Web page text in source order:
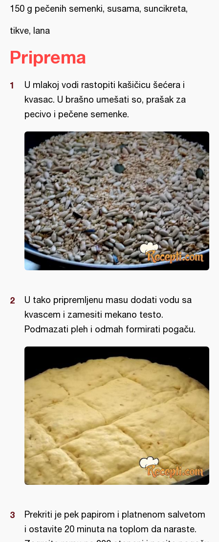
150 g pečenih semenki, susama, suncikreta,
tikve, lana
Priprema
U mlakoj vodi rastopiti kašičicu šećera i
kvasac. U brašno umešati so, prašak za
pecivo i pečene semenke.
U tako pripremljenu masu dodati vodu sa
kvascem i zamesiti mekano testo.
Podmazati pleh i odmah formirati pogaču.
Prekriti je pek papirom i platnenom salvetom
i ostavite 20 minuta na toplom da naraste.